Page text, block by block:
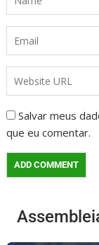
Salvar meus
que eu comentar.